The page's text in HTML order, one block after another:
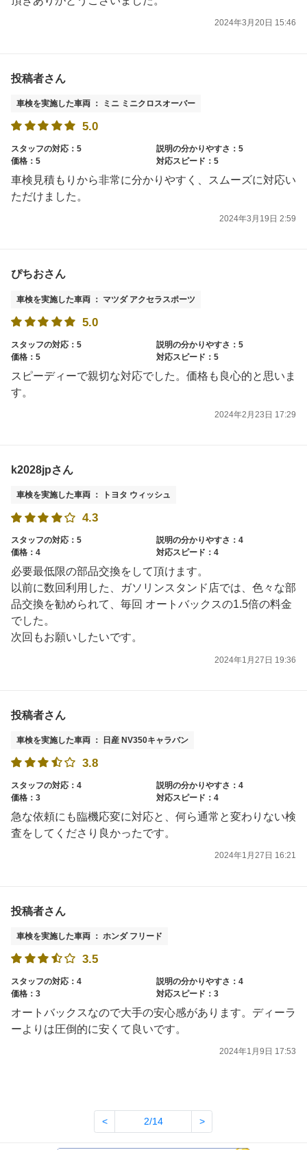
2024年3月20日 15:46
投稿者さん
車検を実施した車両 ： ミニ ミニクロスオーバー
5.0
スタッフの対応：5
説明の分かりやすさ：5
価格：5
対応スピード：5
車検見積もりから非常に分かりやすく、スムーズに対応い
ただけました。
2024年3月19日 2:59
ぴちおさん
車検を実施した車両 ： マツダ アクセラスポーツ
5.0
スタッフの対応：5
説明の分かりやすさ：5
価格：5
対応スピード：5
スピーディーで親切な対応でした。価格も良心的と思いま
す。
2024年2月23日 17:29
k2028jpさん
車検を実施した車両 ： トヨタ ウィッシュ
4.3
スタッフの対応：5
説明の分かりやすさ：4
価格：4
対応スピード：4
必要最低限の部品交換をして頂けます。
以前に数回利用した、ガソリンスタンド店では、色々な部
品交換を勧められて、毎回 オートバックスの1.5倍の料金
でした。
次回もお願いしたいです。
2024年1月27日 19:36
投稿者さん
車検を実施した車両 ： 日産 NV350キャラバン
3.8
スタッフの対応：4
説明の分かりやすさ：4
価格：3
対応スピード：4
急な依頼にも臨機応変に対応と、何ら通常と変わりない検
査をしてくださり良かったです。
2024年1月27日 16:21
投稿者さん
車検を実施した車両 ： ホンダ フリード
3.5
スタッフの対応：4
説明の分かりやすさ：4
価格：3
対応スピード：3
オートバックスなので大手の安心感があります。ディーラ
ーよりは圧倒的に安くて良いです。
2024年1月9日 17:53
< 2/14 >